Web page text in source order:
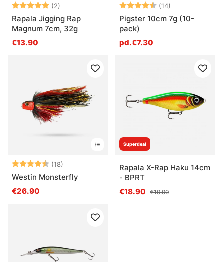
Note: (2)
Rapala Jigging Rap
Magnum 7cm, 32g
€13.90
Note: (14)
Pigster 10cm 7g (10-
pack)
pd.€7.30
Note: (18)
Westin Monsterfly
€26.90
Superdeal
Rapala X-Rap Haku 14cm
- BPRT
€18.90 €19.90